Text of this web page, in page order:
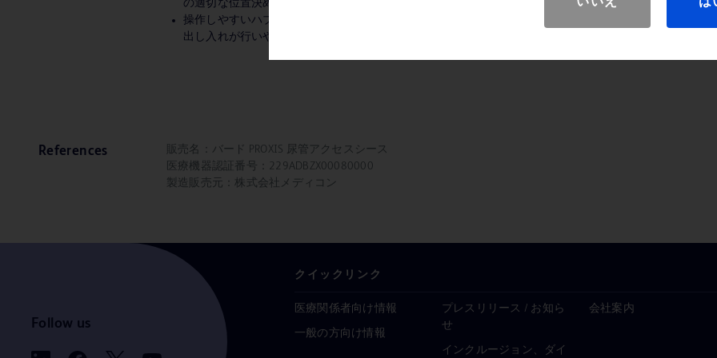
の適切な位置決めをサポートします。
操作しやすいハブデザイン：シースハブは口径が大きく、内視鏡の
出し入れが行いやすいデザインです。
References
販売名：バード PROXIS 尿管アクセスシース
医療機器認証番号：229ADBZX00080000
製造販売元：株式会社メディコン
Follow us
クイックリンク
医療関係者向け情報
一般の方向け情報
プレスリリース / お知ら
せ
インクルージョン、ダイ
会社案内